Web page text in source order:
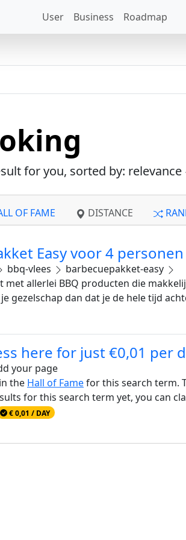
User Business Roadmap
for you, sorted by: relevance
OF FAME DISTANCE
Easy voor 4
bbq-vlees
barbecuepakket-easy
met allerlei BBQ producten die
gezelschap dan dat je de hele tijd
here for just €0,01 per
your page
the Hall of Famefor this search term.
for this search term yet, you can
€ 0,01 / DAY